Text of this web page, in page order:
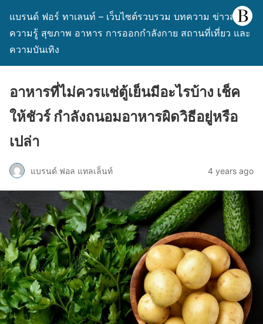
แบรนด์ ฟอร์ ทาเลนท์ – เว็บไซต์รวบรวม บทความ ข่าวสาร
ความรู้ สุขภาพ อาหาร การออกกำลังกาย สถานที่เที่ยว และ
ความบันเทิง
อาหารที่ไม่ควรแช่ตู้เย็นมีอะไรบ้าง เช็ค
ให้ชัวร์ กำลังถนอมอาหารผิดวิธีอยู่หรือ
เปล่า
แบรนด์ ฟอล แทลเล็นท์ 4 years ago